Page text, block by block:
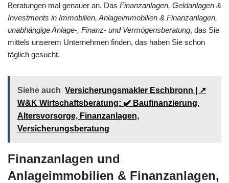
Beratungen mal genauer an. Das Finanzanlagen, Geldanlagen &
Investments in Immobilien, Anlageimmobilien & Finanzanlagen,
unabhängige Anlage-, Finanz- und Vermögensberatung, das Sie
mittels unserem Unternehmen finden, das haben Sie schon
täglich gesucht.
Siehe auch Versicherungsmakler Eschbronn | ↗️
W&K Wirtschaftsberatung: ✔️ Baufinanzierung,
Altersvorsorge, Finanzanlagen,
Versicherungsberatung
Finanzanlagen und
Anlageimmobilien & Finanzanlagen,